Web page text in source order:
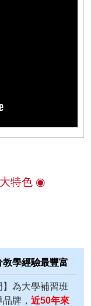
特色 ◉
教學經驗最豐富
】為大學補習班
牌， 近50年來